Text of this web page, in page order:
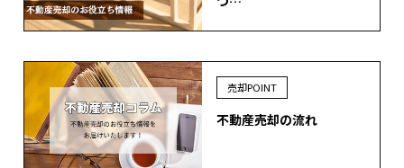
売却POINT
不動産売却の流れ